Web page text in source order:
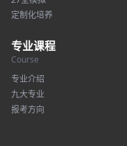
定制化培养
专业课程
Course
专业介绍
九大专业
报考方向